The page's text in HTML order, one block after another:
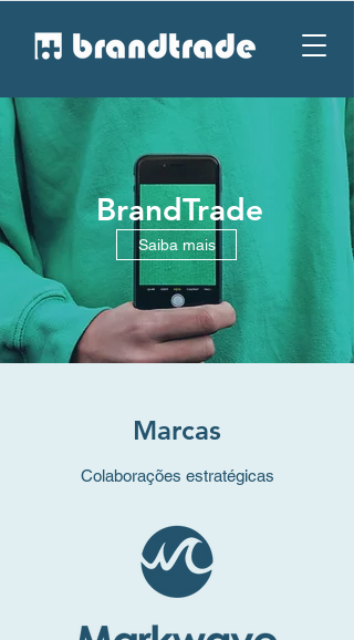
BrandTrade
Saiba mais
Marcas
Colaborações estratégicas